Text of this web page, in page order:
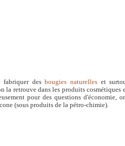
fabriquer desbougies naturelleset
la retrouve dans les produits
pour des questions d'économie,
(sous produits de la pétro-chimie).